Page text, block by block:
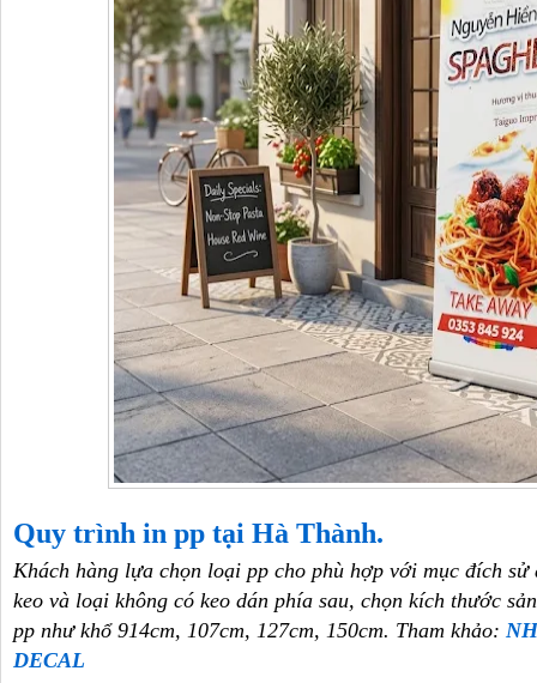
Quy trình in pp tại Hà Thành.
Khách hàng lựa chọn loại pp cho phù hợp với mục đích
keo và loại không có keo dán phía sau, chọn kích thước
pp như khổ 914cm, 107cm, 127cm, 150cm. Tham khảo:
DECAL